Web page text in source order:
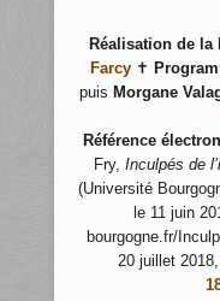
Réalisation de la
Farcy ✝
puis Morgane
Référence
Fry, Inculpés de
(Université
le 11 juin
bourgogne.fr/
20 juillet